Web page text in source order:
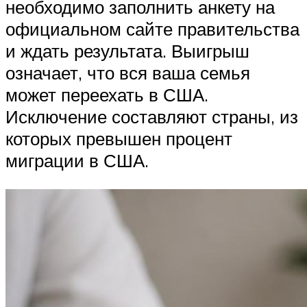
необходимо заполнить анкету на
официальном сайте правительства
и ждать результата. Выигрыш
означает, что вся ваша семья
может переехать в США.
Исключение составляют страны, из
которых превышен процент
миграции в США.